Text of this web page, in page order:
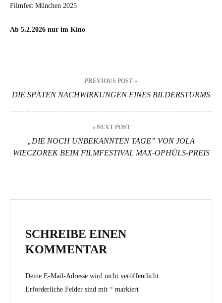
Film­fest München 2025
Ab 5.2.2026 nur im Kino
PREVIOUS POST »
DIE SPÄTEN NACHWIRKUNGEN EINES BILDERSTURMS
« NEXT POST
„DIE NOCH UNBEKANNTEN TAGE” VON JOLA
WIECZOREK BEIM FILMFESTIVAL MAX-OPHÜLS-PREIS
SCHREIBE EINEN
KOMMENTAR
Deine E-Mail-Adresse wird nicht veröffentlicht.
Erforderliche Felder sind mit * markiert